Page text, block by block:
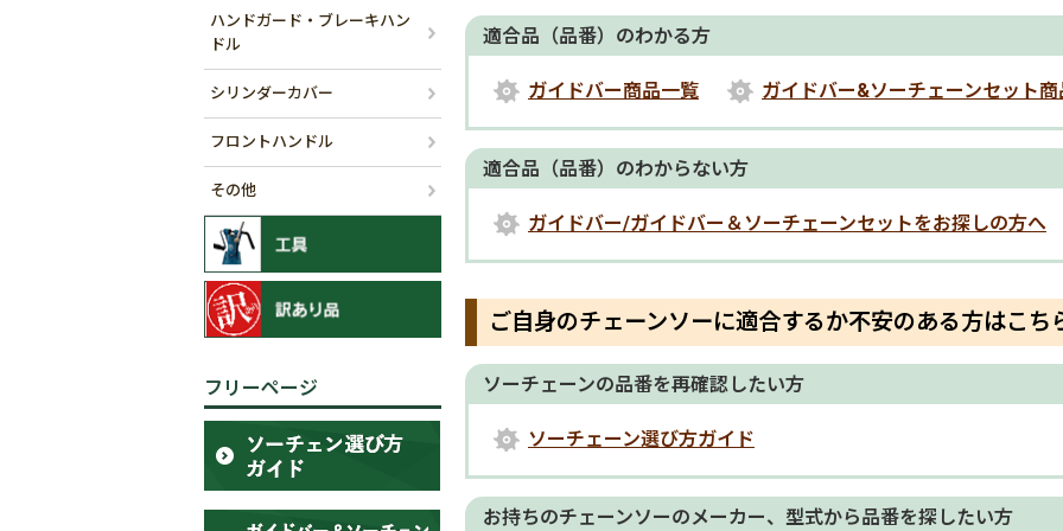
適合品（品番）のわかる方
ガイドバー商品一覧 ガイドバー&ソーチェーンセット
適合品（品番）のわからない方
ガイドバー/ガイドバー＆ソーチェーンセットをお探しの方へ
ご自身のチェーンソーに適合するか不安のある方はこち
ソーチェーンの品番を再確認したい方
ソーチェーン選び方ガイド
お持ちのチェーンソーのメーカー、型式から品番を探したい方
ハンドガード・ブレーキハン
ドル
シリンダーカバー
フロントハンドル
その他
フリーページ